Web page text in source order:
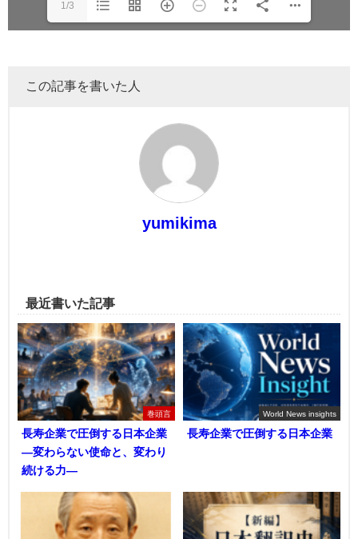
1/3
この記事を書いた人
yumikima
最近書いた記事
巻頭言
長寿企業で圧倒する日本企業
―変わらない使命と、変わり
続ける力―
World News insights
長寿企業で圧倒する日本企業